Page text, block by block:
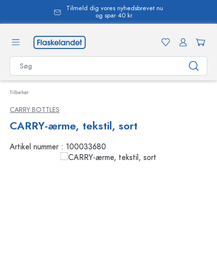
Tilmeld dig vores nyhedsbrevet nu
og spar 40 kr.
Tilbehør
CARRY BOTTLES
CARRY-ærme, tekstil, sort
Artikel nummer : 100033680